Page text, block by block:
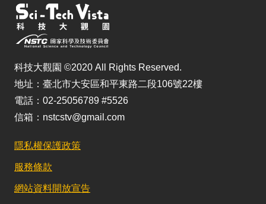
科技大觀園 ©2020 All Rights Reserved.
地址：臺北市大安區和平東路二段106號22樓
電話：02-25056789 #5526
信箱：nstcstv@gmail.com
隱私權保護政策
服務條款
網站資料開放宣告